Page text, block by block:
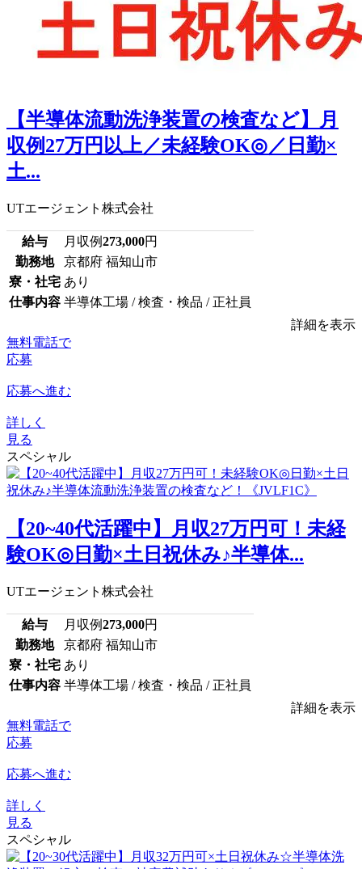
【半導体流動洗浄装置の検査など】月
収例27万円以上／未経験OK◎／日勤×
土...
UTエージェント株式会社
給与 月収例273,000円
勤務地
京都府 福知山市
寮・社宅 あり
仕事内容 半導体工場 / 検査・検品 / 正社員
詳細を表示
無料電話で
応募
応募へ進む
詳しく
見る
スペシャル
【20~40代活躍中】月収27万円可！未経
験OK◎日勤×土日祝休み♪半導体...
UTエージェント株式会社
給与 月収例273,000円
勤務地
京都府 福知山市
寮・社宅 あり
仕事内容 半導体工場 / 検査・検品 / 正社員
詳細を表示
無料電話で
応募
応募へ進む
詳しく
見る
スペシャル